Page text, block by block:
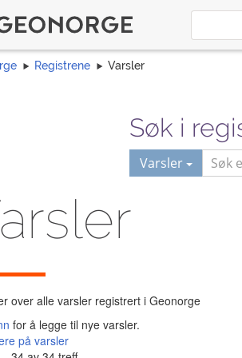
Registrene Varsler
Søk i
Varsler
over alle varsler registrert i Geonorge
for å legge til nye varsler.
på varsler